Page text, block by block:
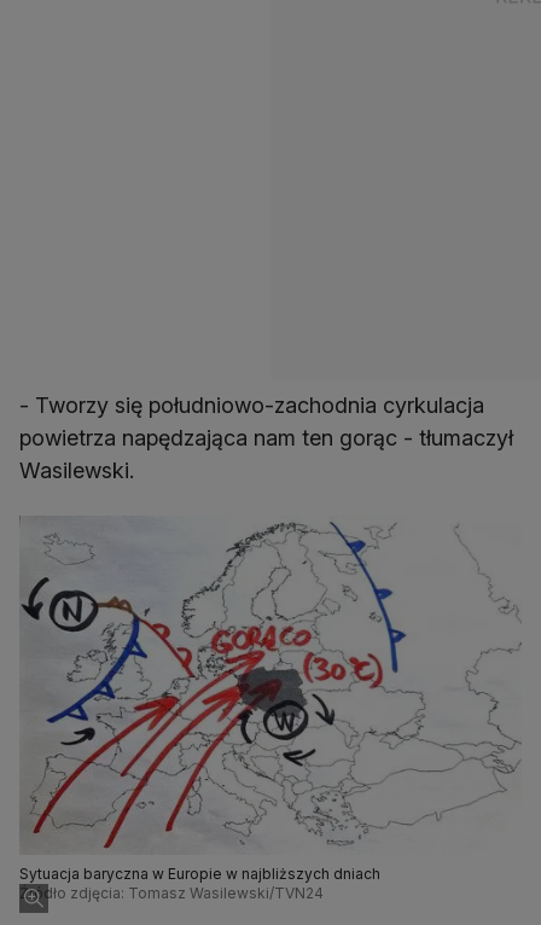
- Tworzy się południowo-zachodnia cyrkulacja
powietrza napędzająca nam ten gorąc - tłumaczył
Wasilewski.
Sytuacja baryczna w Europie w najbliższych dniach
Źródło zdjęcia: Tomasz Wasilewski/TVN24